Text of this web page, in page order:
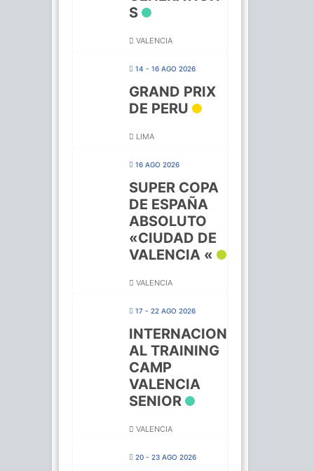
S
VALENCIA
14 - 16 AGO 2026
GRAND PRIX
DE PERU
LIMA
16 AGO 2026
SUPER COPA
DE ESPAÑA
ABSOLUTO
«CIUDAD DE
VALENCIA «
VALENCIA
17 - 22 AGO 2026
INTERNACION
AL TRAINING
CAMP
VALENCIA
SENIOR
VALENCIA
20 - 23 AGO 2026